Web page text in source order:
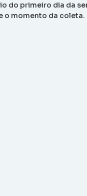
do primeiro dia da
o momento da